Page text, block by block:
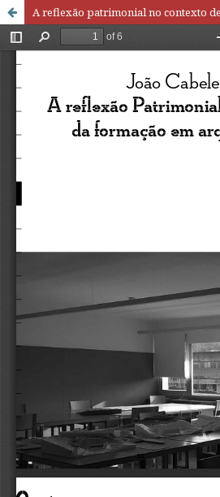
A reflexão patrimonial no contexto